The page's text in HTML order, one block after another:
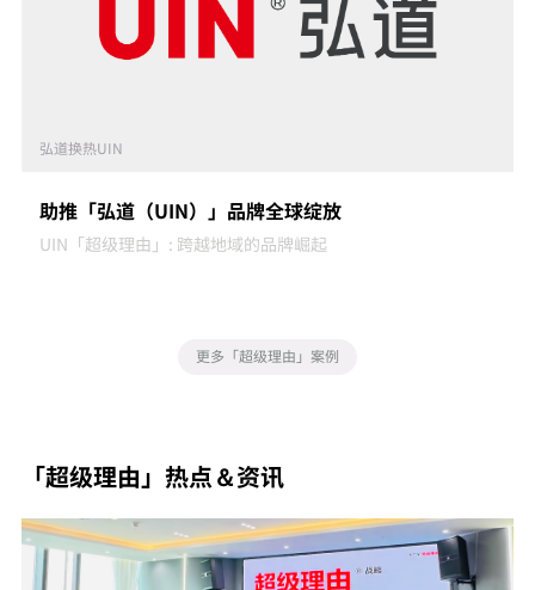
弘道换热UIN
助推「弘道（UIN）」品牌全球绽放
UIN「超级理由」: 跨越地域的品牌崛起
更多「超级理由」案例
「超级理由」热点＆资讯